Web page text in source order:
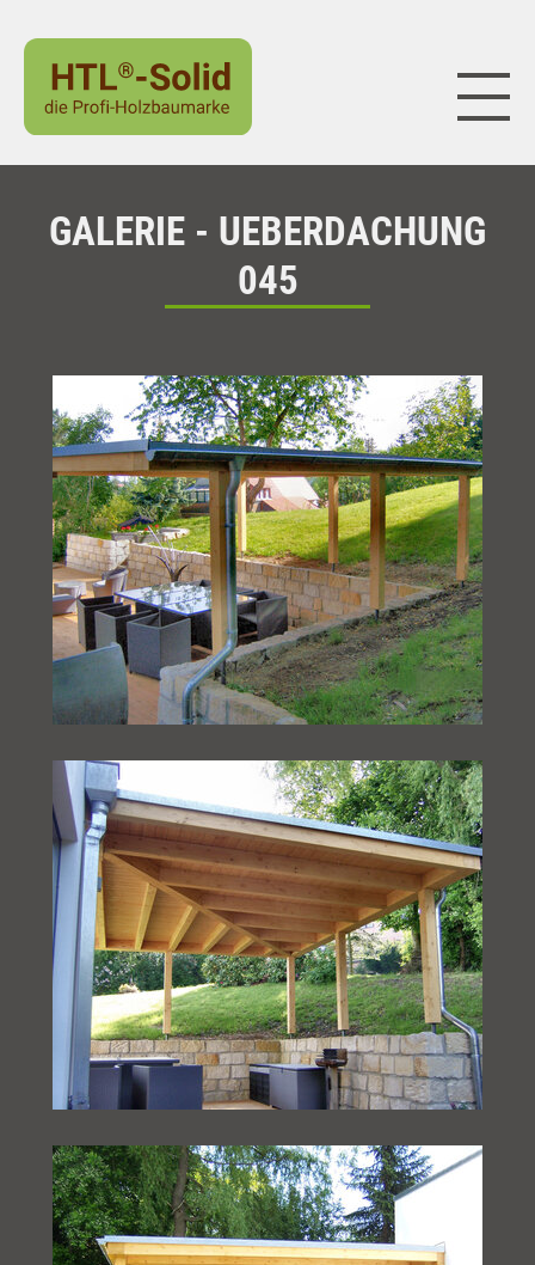
GALERIE - UEBERDACHUNG
045